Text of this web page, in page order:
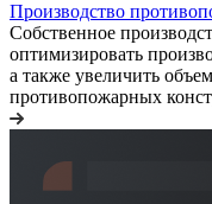
Производство
Собственное
оптимизировать
а также увеличить
противопожарных